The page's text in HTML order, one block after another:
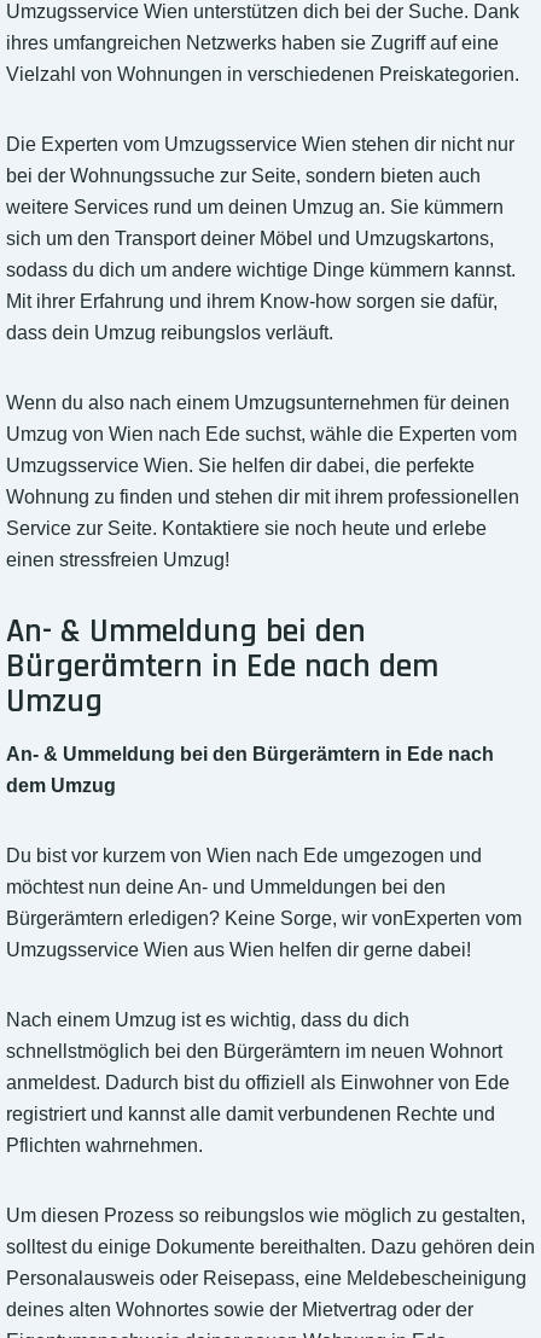
Umzugsservice Wien unterstützen dich bei der Suche. Dank
ihres umfangreichen Netzwerks haben sie Zugriff auf eine
Vielzahl von Wohnungen in verschiedenen Preiskategorien.
Die Experten vom Umzugsservice Wien stehen dir nicht nur
bei der Wohnungssuche zur Seite, sondern bieten auch
weitere Services rund um deinen Umzug an. Sie kümmern
sich um den Transport deiner Möbel und Umzugskartons,
sodass du dich um andere wichtige Dinge kümmern kannst.
Mit ihrer Erfahrung und ihrem Know-how sorgen sie dafür,
dass dein Umzug reibungslos verläuft.
Wenn du also nach einem Umzugsunternehmen für deinen
Umzug von Wien nach Ede suchst, wähle die Experten vom
Umzugsservice Wien. Sie helfen dir dabei, die perfekte
Wohnung zu finden und stehen dir mit ihrem professionellen
Service zur Seite. Kontaktiere sie noch heute und erlebe
einen stressfreien Umzug!
An- & Ummeldung bei den
Bürgerämtern in Ede nach dem
Umzug
An- & Ummeldung bei den Bürgerämtern in Ede nach
dem Umzug
Du bist vor kurzem von Wien nach Ede umgezogen und
möchtest nun deine An- und Ummeldungen bei den
Bürgerämtern erledigen? Keine Sorge, wir vonExperten vom
Umzugsservice Wien aus Wien helfen dir gerne dabei!
Nach einem Umzug ist es wichtig, dass du dich
schnellstmöglich bei den Bürgerämtern im neuen Wohnort
anmeldest. Dadurch bist du offiziell als Einwohner von Ede
registriert und kannst alle damit verbundenen Rechte und
Pflichten wahrnehmen.
Um diesen Prozess so reibungslos wie möglich zu gestalten,
solltest du einige Dokumente bereithalten. Dazu gehören dein
Personalausweis oder Reisepass, eine Meldebescheinigung
deines alten Wohnortes sowie der Mietvertrag oder der